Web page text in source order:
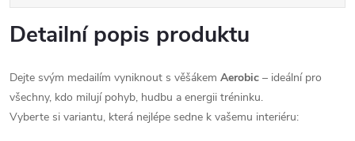
Detailní popis produktu
Dejte svým medailím vyniknout s věšákem Aerobic – ideální pro
všechny, kdo milují pohyb, hudbu a energii tréninku.
Vyberte si variantu, která nejlépe sedne k vašemu interiéru: